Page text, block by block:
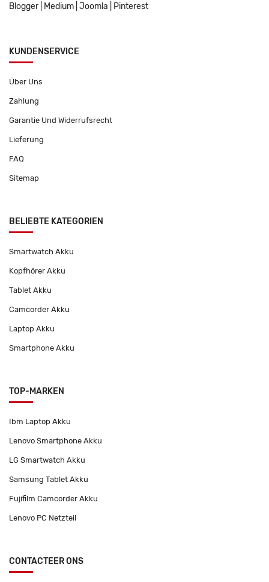
Blogger
Medium Joomla Pinterest
KUNDENSERVICE
Über Uns
Zahlung
Garantie Und Widerrufsrecht
Lieferung
FAQ
Sitemap
BELIEBTE KATEGORIEN
Smartwatch Akku
Kopfhörer Akku
Tablet Akku
Camcorder Akku
Laptop Akku
Smartphone Akku
TOP-MARKEN
Ibm Laptop Akku
Lenovo Smartphone Akku
LG Smartwatch Akku
Samsung Tablet Akku
Fujifilm Camcorder Akku
Lenovo PC Netzteil
CONTACTEER ONS